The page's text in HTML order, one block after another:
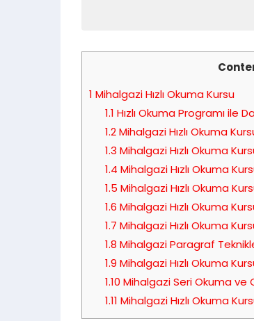
1 Mihalgazi Hızlı Okuma Kursu
1.1 Hızlı Okuma Programı ile
1.2Mihalgazi Hızlı Okuma
1.3 Mihalgazi Hızlı Okuma
1.4 Mihalgazi Hızlı Okuma
1.5 Mihalgazi Hızlı Okuma
1.6 Mihalgazi Hızlı Okuma
1.7 Mihalgazi Hızlı Okuma
1.8 Mihalgazi Paragraf
1.9 Mihalgazi Hızlı Okuma
1.10 Mihalgazi Seri Okuma ve
1.11 Mihalgazi Hızlı Okuma